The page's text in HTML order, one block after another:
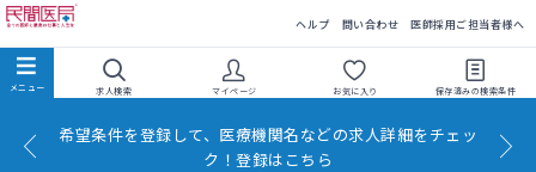
ヘルプ 問い合わせ 医師採用ご担当者様へ
求人検索 マイページ お気に入り 保存済みの検索条件
希望条件を登録して、医療機関名などの求人詳細をチェッ
ク！登録はこちら